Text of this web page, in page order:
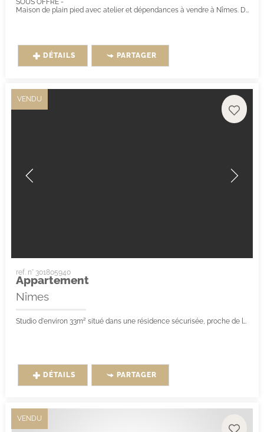
SOUS OFFRE -
Maison de plain pied avec atelier et dépendances à vendre à Nîmes. Des travaux sont à prévoir pour mettre cette maison au goût du jour....
DÉTAILS PARTAGER
VENDU
ref. n° 301805940
Appartement
Nîmes
Studio d'environ 33m² situé dans une résidence sécurisée, proche de la gare et du centre-ville.
DÉTAILS PARTAGER
VENDU